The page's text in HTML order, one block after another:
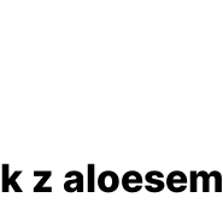
z aloesem